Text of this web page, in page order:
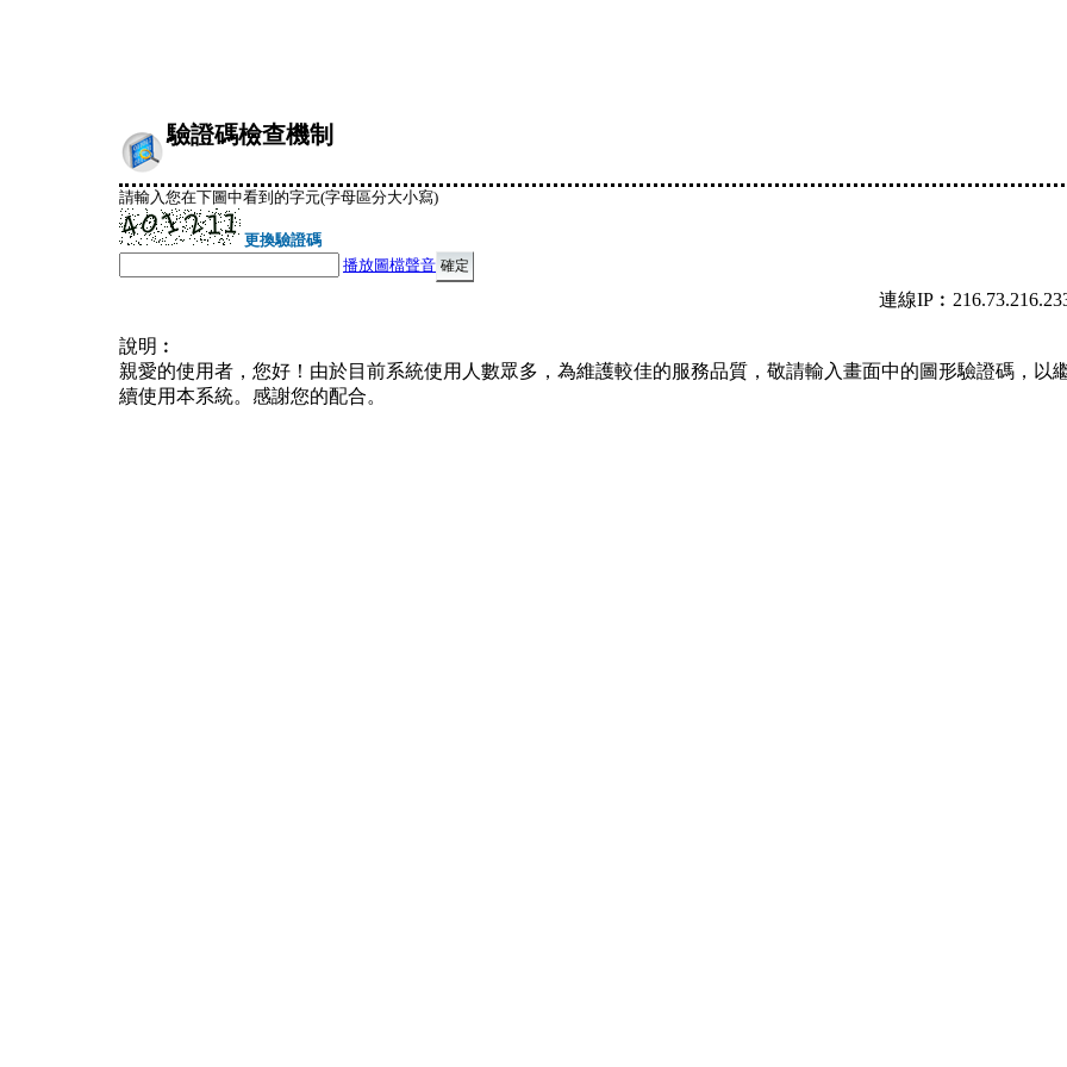
驗證碼檢查機制
請輸入您在下圖中看到的字元(字母區分大小寫)
更換驗證碼
播放圖檔聲音
連線
說明︰
親愛的使用者，您好！由於目前系統使用人數眾多，為維護較佳的服務品質，敬請輸入畫面中的圖形驗證碼，以
續使用本系統。感謝您的配合。